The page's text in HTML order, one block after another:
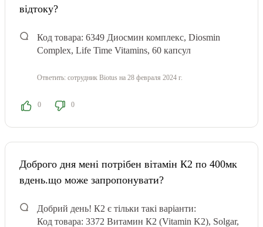
відтоку?
Код товара: 6349 Диосмин комплекс, Diosmin
Complex, Life Time Vitamins, 60 капсул
Ответить: сотрудник Biotus на 28 февраля 2024 г.
0 0
Доброго дня мені потрібен вітамін К2 по 400мк
вдень.що може запропонувати?
Добрий день! К2 є тільки такі варіанти:
Код товара: 3372 Витамин К2 (Vitamin K2), Solgar,